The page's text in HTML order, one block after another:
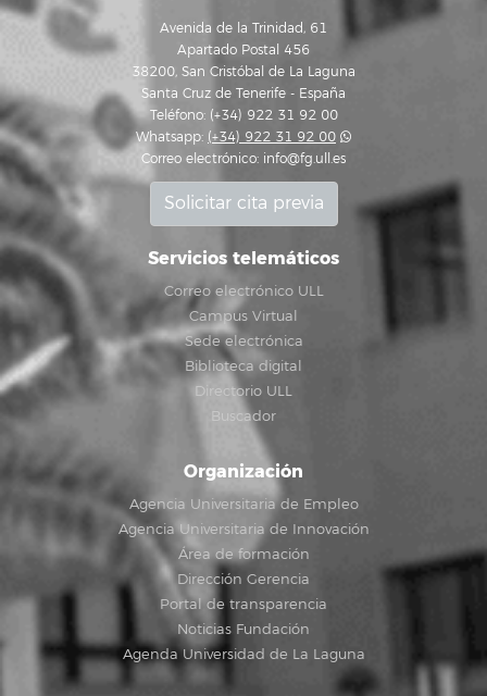
Avenida de la Trinidad, 61
Apartado Postal 456
38200, San Cristóbal de La Laguna
Santa Cruz de Tenerife - España
Teléfono: (+34) 922 31 92 00
Whatsapp: (+34) 922 31 92 00
Correo electrónico: info@fg.ull.es
Solicitar cita previa
Servicios telemáticos
Correo electrónico ULL
Campus Virtual
Sede electrónica
Biblioteca digital
Directorio ULL
Buscador
Organización
Agencia Universitaria de Empleo
Agencia Universitaria de Innovación
Área de formación
Dirección Gerencia
Portal de transparencia
Noticias Fundación
Agenda Universidad de La Laguna